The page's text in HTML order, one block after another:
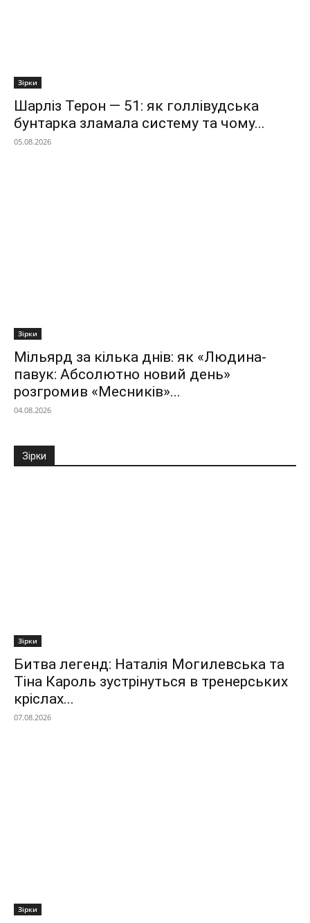
Зірки
Шарліз Терон — 51: як голлівудська
бунтарка зламала систему та чому...
05.08.2026
Зірки
Мільярд за кілька днів: як «Людина-
павук: Абсолютно новий день»
розгромив «Месників»...
04.08.2026
Зірки
Зірки
Битва легенд: Наталія Могилевська та
Тіна Кароль зустрінуться в тренерських
кріслах...
07.08.2026
Зірки